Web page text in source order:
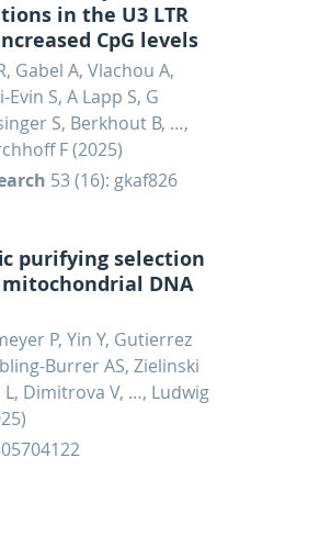
in the U3 LTR
CpG levels
Gabel A, Vlachou A,
S, A Lapp S, G
S, Berkhout B, …,
F (2025)
53 (16): gkaf826
purifying selection
DNA
P, Yin Y, Gutierrez
Burrer AS, Zielinski
L, Dimitrova V, …, Ludwig